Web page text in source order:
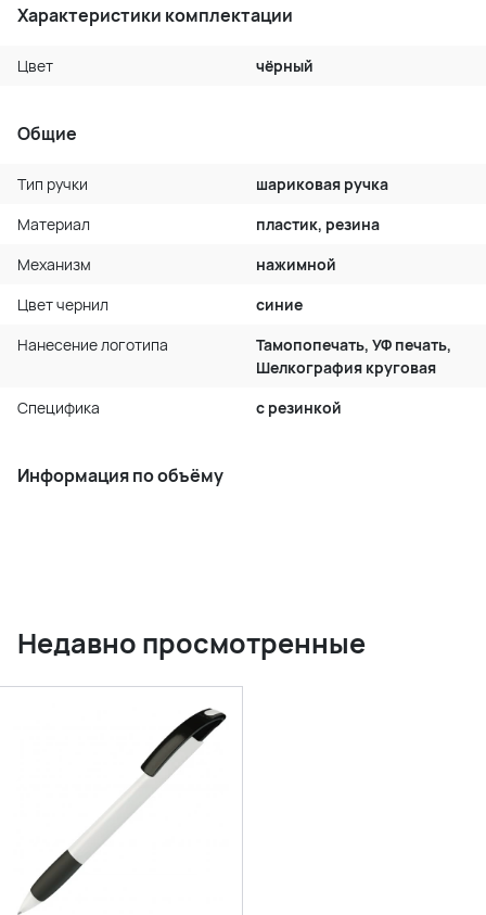
Характеристики комплектации
Цвет чёрный
Общие
Тип ручки
шариковая ручка
Материал
пластик, резина
Механизм
нажимной
Цвет чернил
синие
Нанесение логотипа
Тамопопечать, УФ печать,
Шелкография круговая
Специфика
с резинкой
Информация по объёму
Недавно просмотренные